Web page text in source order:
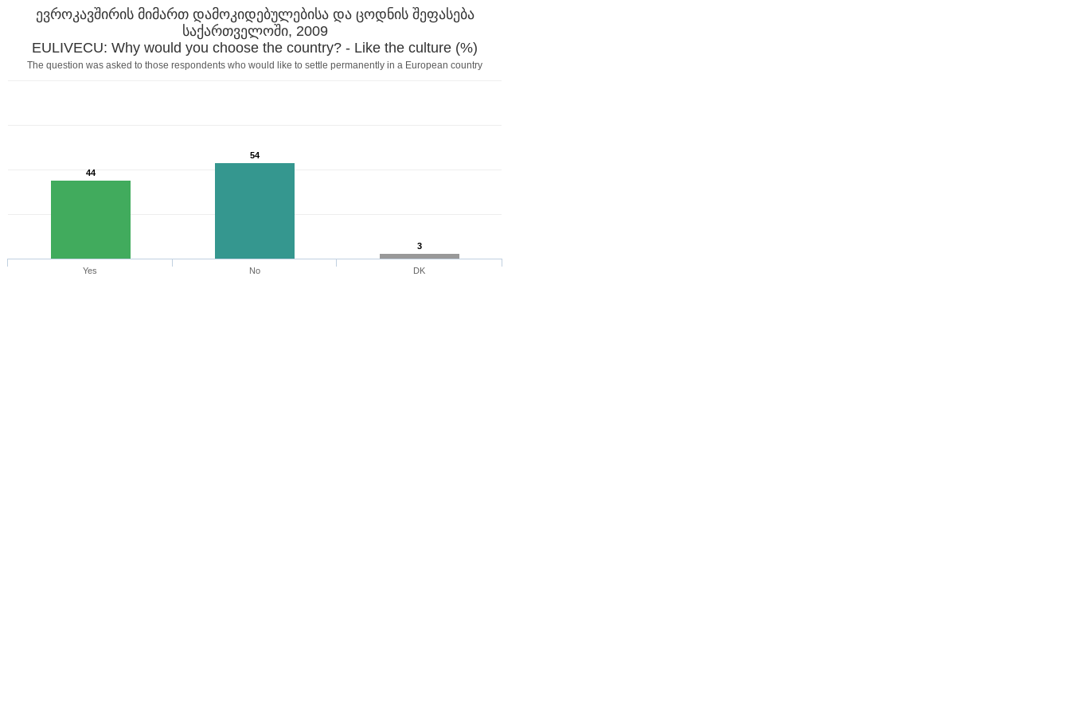
ევროკავშირის მიმართ დამოკიდებულებისა და ცოდნის შეფასება
საქართველოში, 2009
EULIVECU: Why would you choose the country? - Like the culture (%)
The question was asked to those respondents who would like to settle permanently in a European country
44
54
3
Yes No DK